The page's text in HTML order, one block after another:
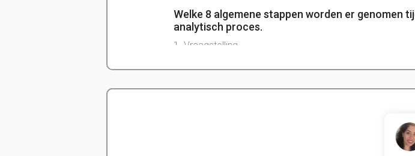
Welke 8 algemene stappen worden er genomen
analytisch proces.
1. Vraagstelling